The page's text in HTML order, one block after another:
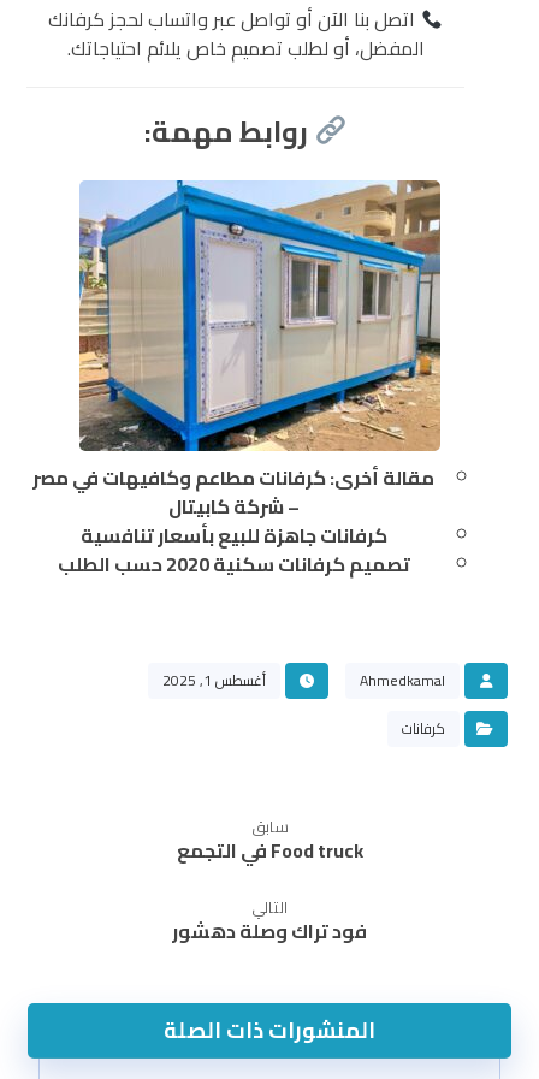
اتصل بنا الآن أو تواصل عبر واتساب لحجز كرفانك
المفضل، أو لطلب تصميم خاص يلائم احتياجاتك.
روابط مهمة:
مقالة أخرى: كرفانات مطاعم وكافيهات في مصر
– شركة كابيتال
كرفانات جاهزة للبيع بأسعار تنافسية
تصميم كرفانات سكنية 2020 حسب الطلب
Ahmedkamal
أغسطس 1, 2025
كرفانات
سابق
Food truck في التجمع
التالي
فود تراك وصلة دهشور
المنشورات ذات الصلة